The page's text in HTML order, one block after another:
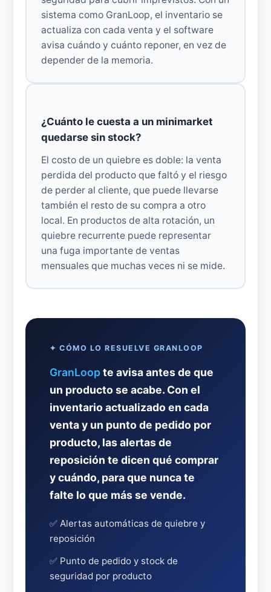
sistema como GranLoop, el inventario se
actualiza con cada venta y el software
avisa cuándo y cuánto reponer, en vez de
depender de la memoria.
¿Cuánto le cuesta a un minimarket
quedarse sin stock?
El costo de un quiebre es doble: la venta
perdida del producto que faltó y el riesgo
de perder al cliente, que puede llevarse
también el resto de su compra a otro
local. En productos de alta rotación, un
quiebre recurrente puede representar
una fuga importante de ventas
mensuales que muchas veces ni se mide.
✦ CÓMO LO RESUELVE GRANLOOP
GranLoopte avisa antes de que
un producto se acabe. Con el
inventario actualizado en cada
venta y un punto de pedido por
producto, las alertas de
reposición te dicen qué comprar
y cuándo, para que nunca te
falte lo que más se vende.
✅ Alertas automáticas de quiebre y
reposición
✅ Punto de pedido y stock de
seguridad por producto